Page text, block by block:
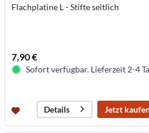
Flachplatine L - Stifte seitlich
7,90 €
Sofort verfügbar. Lieferzeit 2-4
Details Jetzt